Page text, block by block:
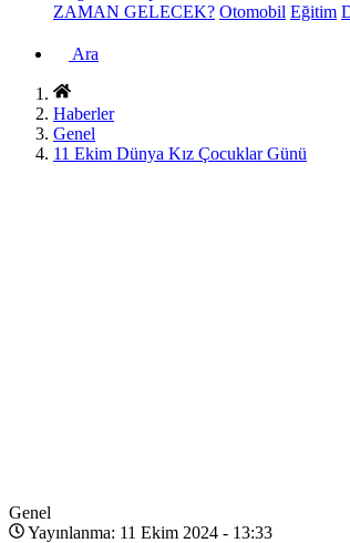
ZAMAN GELECEK? Otomobil Eğitim
Ara
Haberler
Genel
11 Ekim Dünya Kız Çocuklar Günü
Genel
Yayınlanma: 11 Ekim 2024 - 13:33